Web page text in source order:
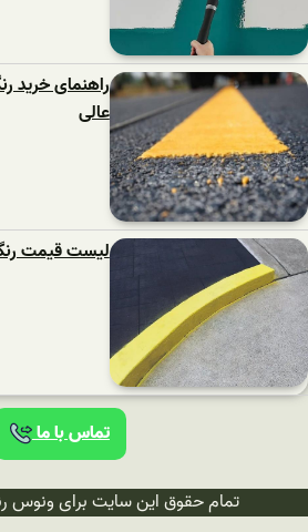
راهنمای خرید
عالی
لیست قیمت رنگ
تماس با ما
تمام حقوق این سایت برای